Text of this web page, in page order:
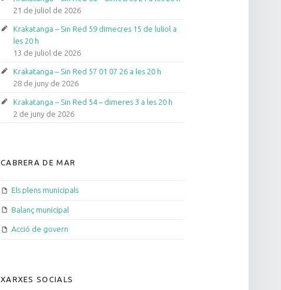
21 de juliol de 2026
Krakatanga – Sin Red 59 dimecres 15 de luliol a
les 20 h
13 de juliol de 2026
Krakatanga – Sin Red 57 01 07 26 a les 20 h
28 de juny de 2026
Krakatanga – Sin Red 54 – dimeres 3 a les 20 h
2 de juny de 2026
CABRERA DE MAR
Els plens municipals
Balanç municipal
Acció de govern
XARXES SOCIALS